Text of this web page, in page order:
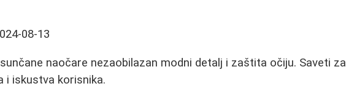
08-13
naočare nezaobilazan modni detalj i zaštita očiju. Saveti za
i iskustva korisnika.